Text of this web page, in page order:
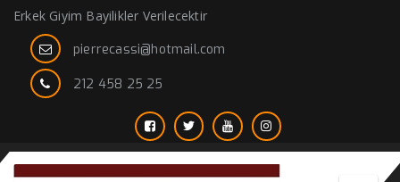
Erkek Giyim Bayilikler Verilecektir
pierrecassi@hotmail.com
212 458 25 25